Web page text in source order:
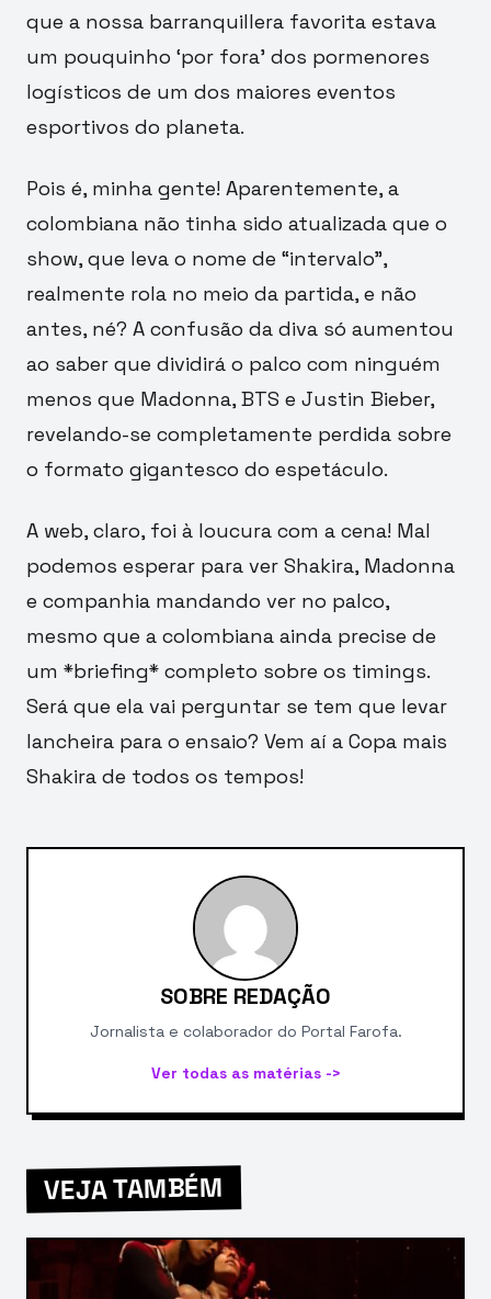
que a nossa barranquillera favorita estava
um pouquinho ‘por fora’ dos pormenores
logísticos de um dos maiores eventos
esportivos do planeta.
Pois é, minha gente! Aparentemente, a
colombiana não tinha sido atualizada que o
show, que leva o nome de “intervalo”,
realmente rola no meio da partida, e não
antes, né? A confusão da diva só aumentou
ao saber que dividirá o palco com ninguém
menos que Madonna, BTS e Justin Bieber,
revelando-se completamente perdida sobre
o formato gigantesco do espetáculo.
A web, claro, foi à loucura com a cena! Mal
podemos esperar para ver Shakira, Madonna
e companhia mandando ver no palco,
mesmo que a colombiana ainda precise de
um *briefing* completo sobre os timings.
Será que ela vai perguntar se tem que levar
lancheira para o ensaio? Vem aí a Copa mais
Shakira de todos os tempos!
SOBRE REDAÇÃO
Jornalista e colaborador do Portal Farofa.
Ver todas as matérias ->
VEJA TAMBÉM